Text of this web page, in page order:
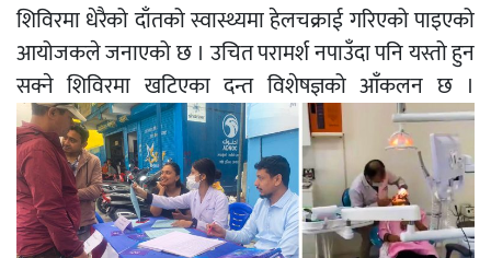
शिविरमा धेरैको दाँतको स्वास्थ्यमा हेलचक्राई गरिएको पाइएको
आयोजकले जनाएको छ । उचित परामर्श नपाउँदा पनि यस्तो हुन
सक्ने शिविरमा खटिएका दन्त विशेषज्ञको आँकलन छ ।